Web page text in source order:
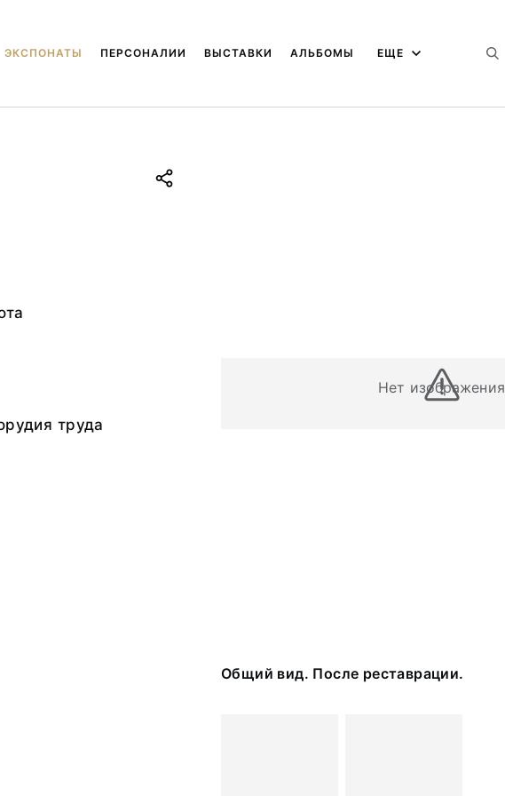
ЭКСПОНАТЫ ПЕРСОНАЛИИ ВЫСТАВКИ АЛЬБОМЫ ЕЩЕ
Нет изображения
Общий вид. После реставрации.
труда